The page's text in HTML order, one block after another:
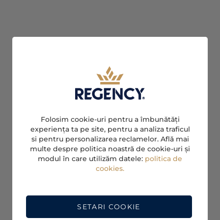
Folosim cookie-uri pentru a îmbunătăți
experiența ta pe site, pentru a analiza traficul
si pentru personalizarea reclamelor. Află mai
multe despre politica noastră de cookie-uri și
modul în care utilizăm datele: politica de
cookies.
SETARI COOKIE